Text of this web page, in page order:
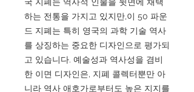
하는 전통을 가지고 있지만,이 50 파운
드 지폐는 특히 영국의 과학 기술 역사
를 상징하는 중요한 디자인으로 평가되
고 있습니다. 예술성과 역사성을 겸비
한 이면 디자인은, 지폐 콜렉터뿐만 아
니라 역사 애호가로부터도 높은 지지를